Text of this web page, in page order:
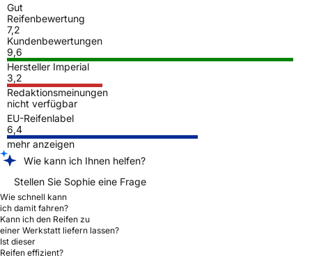
Gut
Reifenbewertung
7,2
Kundenbewertungen
9,6
Hersteller Imperial
3,2
Redaktionsmeinungen
nicht verfügbar
EU-Reifenlabel
6,4
mehr anzeigen
Wie kann ich Ihnen helfen?
Stellen Sie Sophie eine Frage
Wie schnell kann
ich damit fahren?
Kann ich den Reifen zu
einer Werkstatt liefern lassen?
Ist dieser
Reifen effizient?